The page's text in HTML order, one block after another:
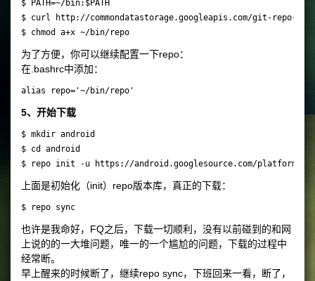
$ PATH=~/bin:$PATH
$ curl http://commondatastorage.googleapis.com/git-repo-
为了方便，你可以继续配置一下repo：
在.bashrc中添加：
alias repo='~/bin/repo'
5、开始下载
$ mkdir android
$ cd android
上面是初始化（init）repo版本库，真正的下载：
也许是我命好，FQ之后，下载一切顺利，没有以前碰到的和网
上说的的一大堆问题，唯一的一个尴尬的问题，下载的过程中
经常断。
早上醒来的时候断了，继续repo sync，下班回来一看，断了，